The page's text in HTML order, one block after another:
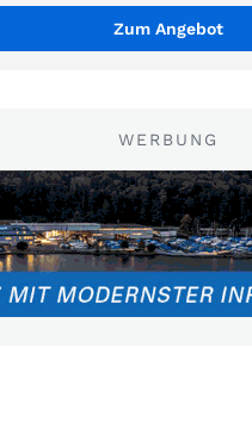
Zum Angebot
WERBUNG